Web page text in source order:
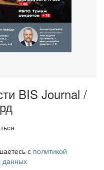
BIS Journal /
с политикой
данных